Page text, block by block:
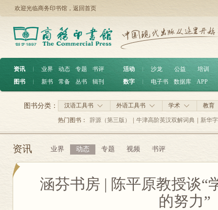
欢迎光临商务印书馆， 返回首页
资讯 ︱ 业界 动态 专题
书评
图书
︱ 新书 常备 丛书 辑刊
活动 沙龙 公益
培训
数字
电子书 数据库 APP
汉语工具书 外语工具书 学术 教育
图书分类：
热门图书： 辞源（第三版） 牛津高阶英汉双解词典 新华
资讯 业界 动态 专题 视频 书评
涵芬书房 | 陈平原教授谈“
的努力”